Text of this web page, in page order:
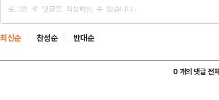
최신순 찬성순 반대순
0 개의 댓글 전